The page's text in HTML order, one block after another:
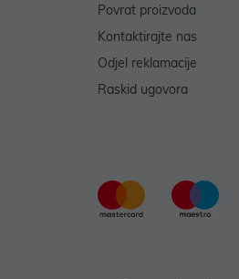
Povrat proizvoda
Kontaktirajte nas
Odjel reklamacije
Raskid ugovora